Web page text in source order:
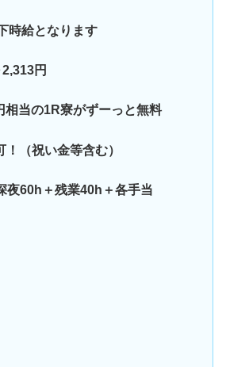
時給となります
円
相当の1R寮がずーっと無料
（祝い金等含む）
夜60h＋残業40h＋各手当